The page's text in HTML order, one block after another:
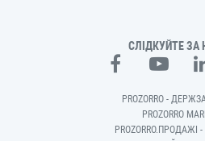
СЛІДКУЙТЕ ЗА
PROZORRO -
PROZORRO
PROZORRO.ПРОДАЖІ